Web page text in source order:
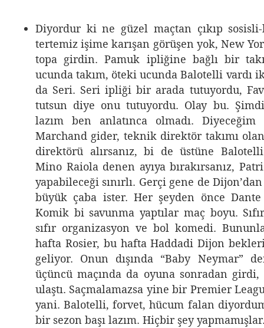
Diyordur ki ne güzel maçtan çıkıp sosisli-
tertemiz işime karışan görüşen yok, New
topa girdin. Pamuk ipliğine bağlı bir
ucunda takım, öteki ucunda Balotelli vardı
da Seri. Seri ipliği bir arada tutuyordu,
tutsun diye onu tutuyordu. Olay bu.
lazım ben anlatınca olmadı.
Marchand gider, teknik direktör takımı
direktörü alırsanız, bi de üstüne
Mino Raiola denen ayıya bırakırsanız,
yapabileceği sınırlı. Gerçi gene de
büyük çaba ister. Her şeyden önce Dante
Komik bi savunma yaptılar maç boyu.
sıfır organizasyon ve bol komedi.
hafta Rosier, bu hafta Haddadi Dijon
geliyor. Onun dışında “Baby Neymar”
üçüncü maçında da oyuna sonradan
ulaştı. Saçmalamazsa yine bir Premier
yani. Balotelli, forvet, hücum falan
bir sezon başı lazım. Hiçbir şey